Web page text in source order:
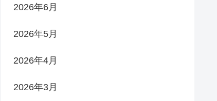
2026年6月
2026年5月
2026年4月
2026年3月